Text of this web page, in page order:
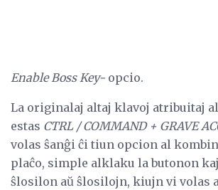
Enable Boss Key- opcio.
La originalaj altaj klavoj atribuitaj
estas CTRL / COMMAND + GRAVE
volas ŝanĝi ĉi tiun opcion al
plaĉo, simple alklaku la butonon
ŝlosilon aŭ ŝlosilojn, kiujn vi volas